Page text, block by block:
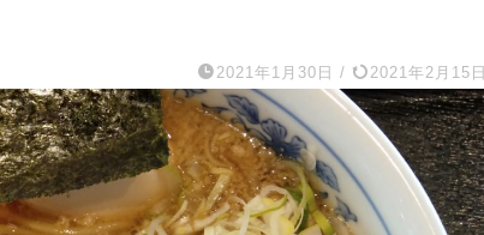
2021年1月30日 / 2021年2月15日